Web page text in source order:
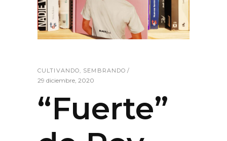
CULTIVANDO, SEMBRANDO
29 diciembre, 2020
“Fuerte”